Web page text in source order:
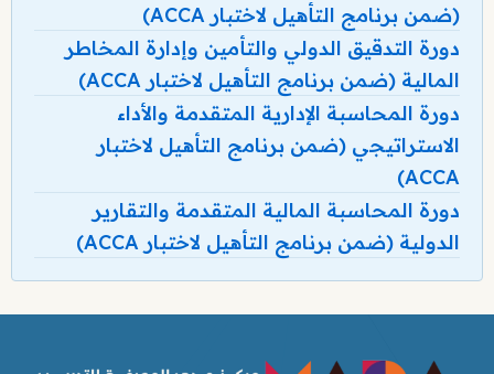
(ضمن برنامج التأهيل لاختبار ACCA)
دورة التدقيق الدولي والتأمين وإدارة المخاطر
المالية (ضمن برنامج التأهيل لاختبار ACCA)
دورة المحاسبة الإدارية المتقدمة والأداء
الاستراتيجي (ضمن برنامج التأهيل لاختبار
ACCA)
دورة المحاسبة المالية المتقدمة والتقارير
الدولية (ضمن برنامج التأهيل لاختبار ACCA)